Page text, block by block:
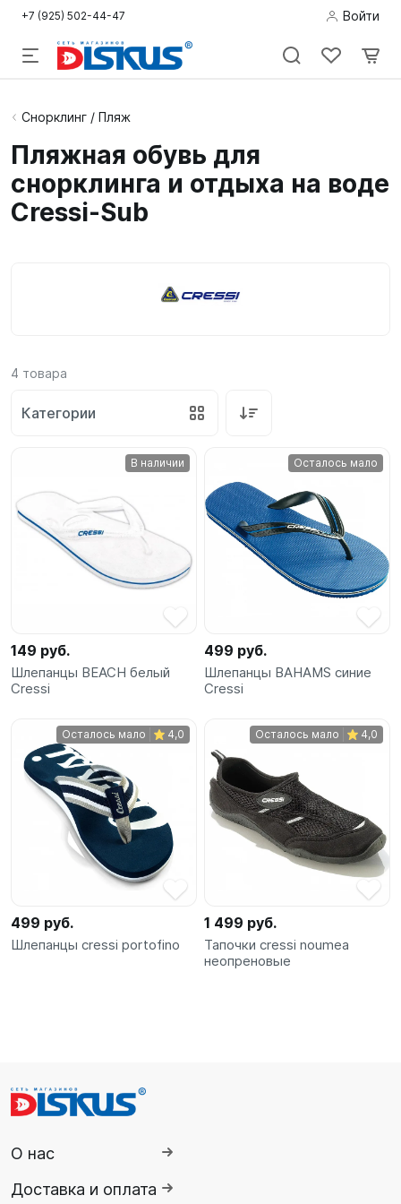
+7 (925) 502-44-47 Войти
Подводная
Дайвинг
Снорклинг /
Бассейн
SUP-
Карты
Бренды
Снорклинг / Пляж
Пляжная обувь для
снорклинга и отдыха на воде
Cressi-Sub
4 товара
Категории
В наличии
149 руб.
Шлепанцы BEACH белый
Cressi
Осталось мало
499 руб.
Шлепанцы BAHAMS синие
Cressi
Осталось мало 4,0
499 руб.
Шлепанцы cressi portofino
Осталось мало 4,0
1 499 руб.
Тапочки cressi noumea
неопреновые
О нас
Доставка и оплата